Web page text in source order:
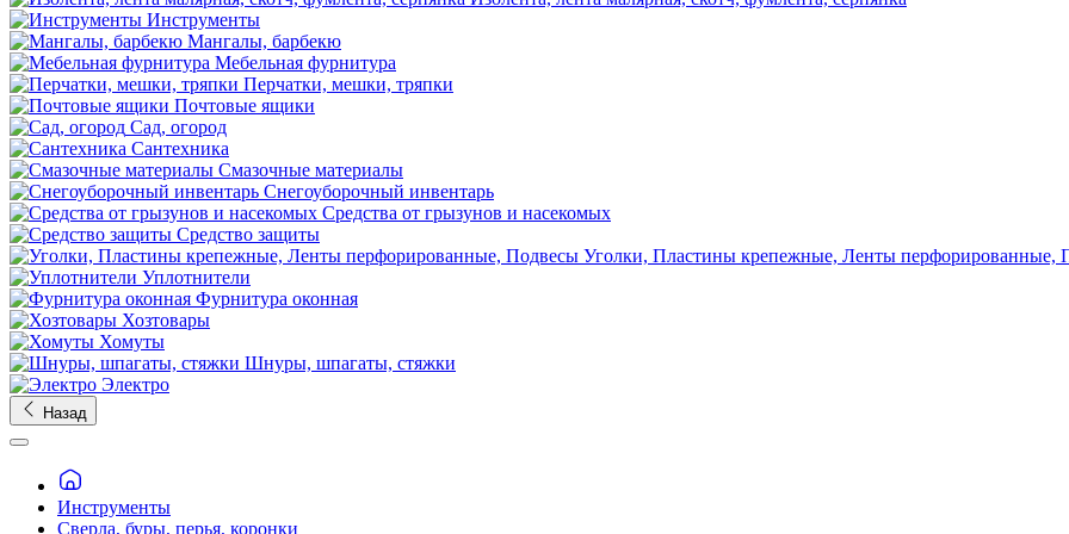
Инструменты
Мангалы, барбекю
Мебельная фурнитура
Перчатки, мешки, тряпки
Почтовые ящики
Сад, огород
Сантехника
Смазочные материалы
Снегоуборочный инвентарь
Средства от грызунов и насекомых
Средство защиты
Уголки, Пластины крепежные, Ленты перфорированные,
Уплотнители
Фурнитура оконная
Хозтовары
Хомуты
Шнуры, шпагаты, стяжки
Электро
Назад
Инструменты
Сверла, буры, перья, коронки